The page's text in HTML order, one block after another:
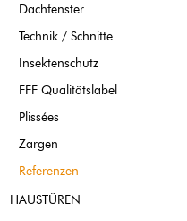
Dachfenster
Technik / Schnitte
Insektenschutz
FFF Qualitätslabel
Plissées
Zargen
Referenzen
HAUSTÜREN